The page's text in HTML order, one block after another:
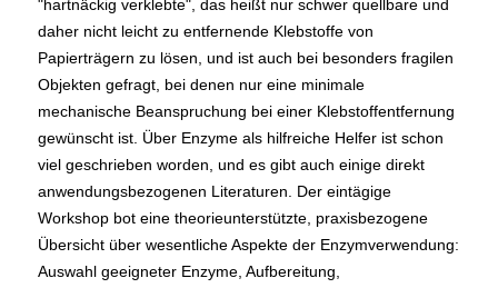
"hartnäckig verklebte", das heißt nur schwer quellbare und
daher nicht leicht zu entfernende Klebstoffe von
Papierträgern zu lösen, und ist auch bei besonders fragilen
Objekten gefragt, bei denen nur eine minimale
mechanische Beanspruchung bei einer Klebstoffentfernung
gewünscht ist. Über Enzyme als hilfreiche Helfer ist schon
viel geschrieben worden, und es gibt auch einige direkt
anwendungsbezogenen Literaturen. Der eintägige
Workshop bot eine theorieunterstützte, praxisbezogene
Übersicht über wesentliche Aspekte der Enzymverwendung:
Auswahl geeigneter Enzyme, Aufbereitung,